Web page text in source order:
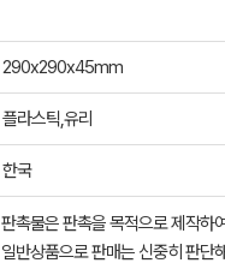
290x290x45mm
플라스틱,유리
한국
판촉물은 판촉을 목적으로 제작하
일반상품으로 판매는 신중히 판단